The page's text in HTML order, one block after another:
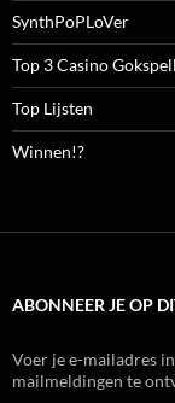
SynthPoPLoVer
Top 3 Casino
Top Lijsten
Winnen!?
ABONNEER JE OP
Voer je e-mailadres
mailmeldingen te